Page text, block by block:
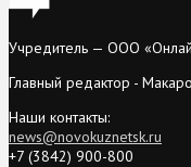
Учредитель — ООО
Главный редактор -
Наши контакты:
news@novokuznetsk.ru
+7 (3842) 900-800